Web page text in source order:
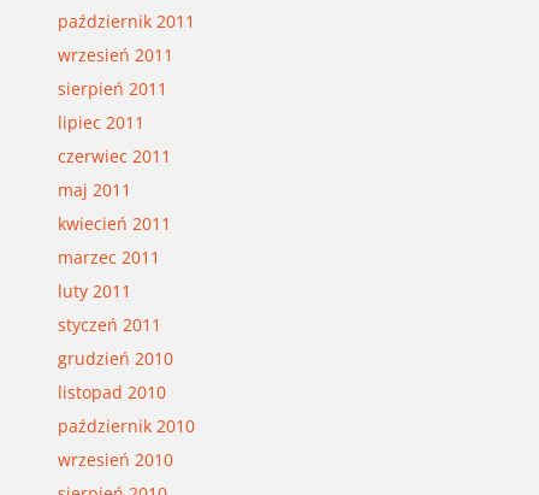
październik 2011
wrzesień 2011
sierpień 2011
lipiec 2011
czerwiec 2011
maj 2011
kwiecień 2011
marzec 2011
luty 2011
styczeń 2011
grudzień 2010
listopad 2010
październik 2010
wrzesień 2010